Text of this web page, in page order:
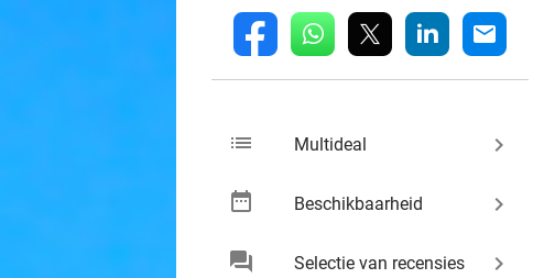
fb whatsapp linkedin mail
list Multideal keyboard_arrow_right
date_range Beschikbaarheid keyboard_arrow_right
chat Selectie van recensies keyboard_arrow_right